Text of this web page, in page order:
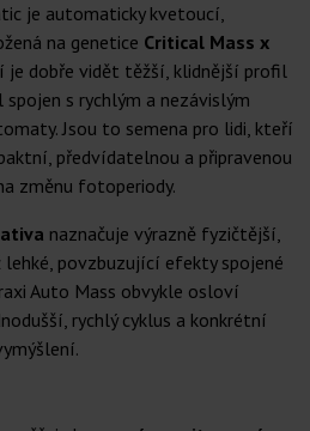
je automaticky kvetoucí,
na genetice Critical Mass x
je dobře vidět těžší, klidnější profil
s rychlým a nezávislým
Jsou to semena pro lidi, kteří
předvídatelnou a připravenou
změnu fotoperiody.
naznačuje výrazně fyzičtější,
povzbuzující efekty spojené
Auto Mass obvykle osloví
rychlý cyklus a konkrétní